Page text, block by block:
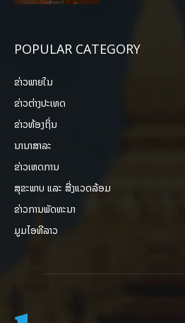
POPULAR CATEGORY
ຂ່າວພາຍ​ໃນ
ຂ່າວຕ່າງປະເທດ
ຂ່າວທ້ອງຖິ່ນ
ນານາສາລະ
ຂ່າວເຫດການ
ສຸຂະພາບ ແລະ ສີ່ງແວດລ້ອມ
ຂ່າວການພັດທະນາ
ມູມໄອທີລາວ